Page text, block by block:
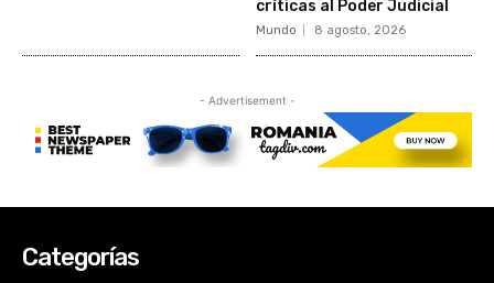
Categorías